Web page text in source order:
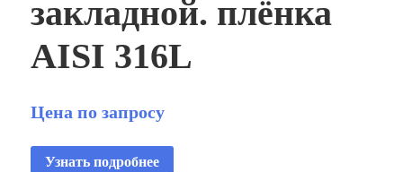
закладной. плёнка
AISI 316L
Цена по запросу
Узнать подробнее